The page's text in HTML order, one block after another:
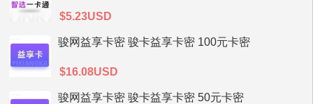
$5.23USD
骏网益享卡密 骏卡益享卡密 100元卡密
$16.08USD
骏网益享卡密 骏卡益享卡密 50元卡密